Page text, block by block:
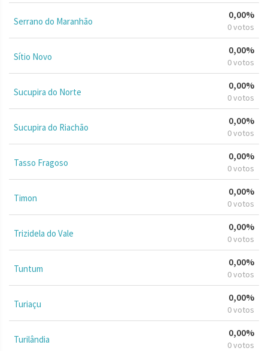
Serrano do Maranhão
0,00%
0 votos
Sítio Novo
0,00%
0 votos
Sucupira do Norte
0,00%
0 votos
Sucupira do Riachão
0,00%
0 votos
Tasso Fragoso
0,00%
0 votos
Timon
0,00%
0 votos
Trizidela do Vale
0,00%
0 votos
Tuntum
0,00%
0 votos
Turiaçu
0,00%
0 votos
Turilândia
0,00%
0 votos